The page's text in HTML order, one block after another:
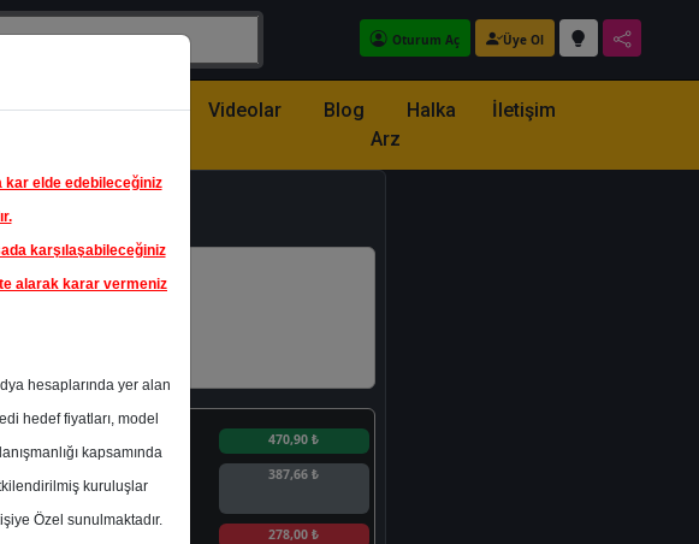
Oturum Aç Üye Ol
Partnerlerimiz Videolar Blog
Halka
Arz
İletişim
En Yüksek Tahmin 470,90 ₺
Ortalama Fiyat
Tahmini
387,66 ₺
278,00 ₺
kar elde edebileceğiniz
karşılaşabileceğiniz
alarak karar vermeniz
hesaplarında yer alan
hedef fiyatları, model
kapsamında
kuruluşlar
Özel sunulmaktadır.